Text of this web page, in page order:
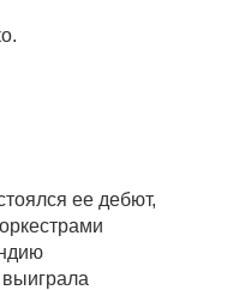
ее дебют,